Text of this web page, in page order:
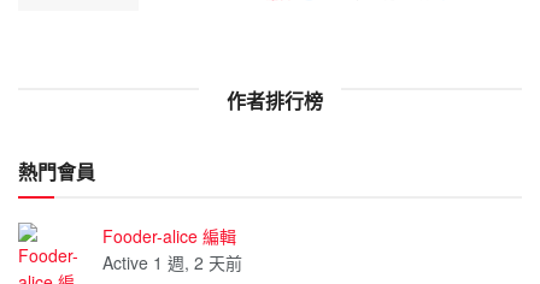
作者排行榜
熱門會員
Fooder-alice 編輯
Active 1 週, 2 天前